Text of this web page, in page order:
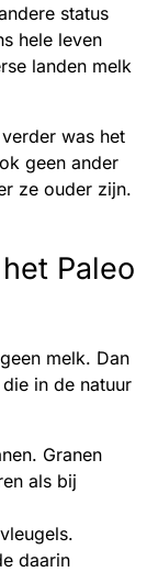
status
hele leven
landen melk
was het
geen ander
ze ouder zijn.
Paleo
melk. Dan
in de natuur
Granen
als bij
daarin